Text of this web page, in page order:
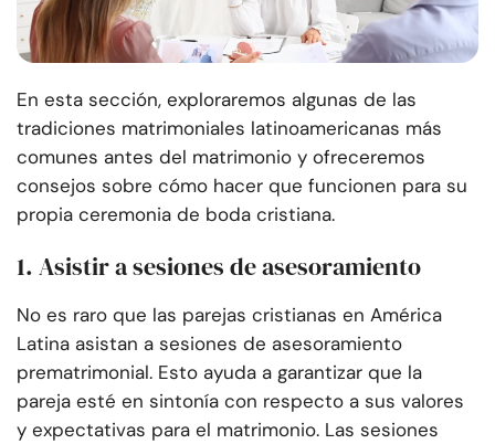
En esta sección, exploraremos algunas de las
tradiciones matrimoniales latinoamericanas más
comunes antes del matrimonio y ofreceremos
consejos sobre cómo hacer que funcionen para su
propia ceremonia de boda cristiana.
1. Asistir a sesiones de asesoramiento
No es raro que las parejas cristianas en América
Latina asistan a sesiones de asesoramiento
prematrimonial. Esto ayuda a garantizar que la
pareja esté en sintonía con respecto a sus valores
y expectativas para el matrimonio. Las sesiones